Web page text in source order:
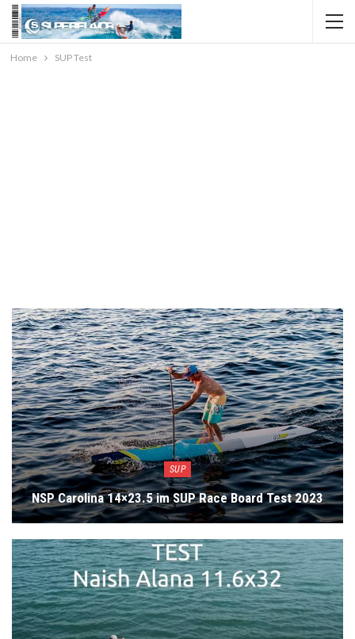
Home SUP Test
SUP
NSP Carolina 14×23.5 im SUP Race Board Test 2023